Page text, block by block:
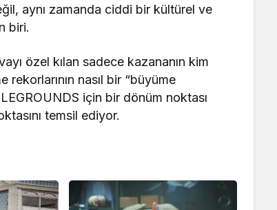
aynı zamanda ciddi bir kültürel ve
biri.
özel kılan sadece kazananın kim
nasıl bir “büyüme
için bir dönüm noktası
temsil ediyor.